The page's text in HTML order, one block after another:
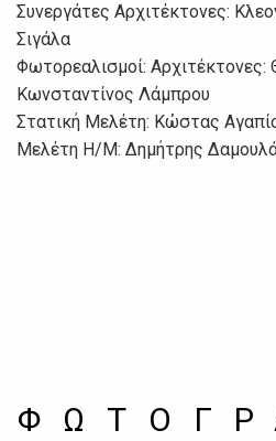
Συνεργάτες Αρχιτέκτονες:
Σιγάλα
Φωτορεαλισμοί: Αρχιτέκτονες:
Κωνσταντίνος Λάμπρου
Στατική Μελέτη: Κώστας
Μελέτη Η/Μ: Δημήτρης